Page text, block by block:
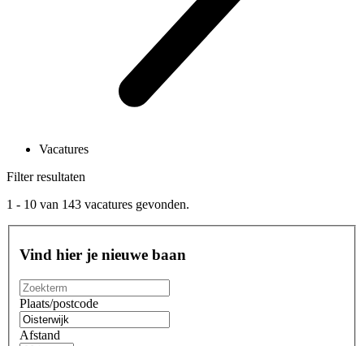
Vacatures
Filter resultaten
1 - 10 van 143 vacatures gevonden.
Vind hier je nieuwe baan
Plaats/postcode
Afstand